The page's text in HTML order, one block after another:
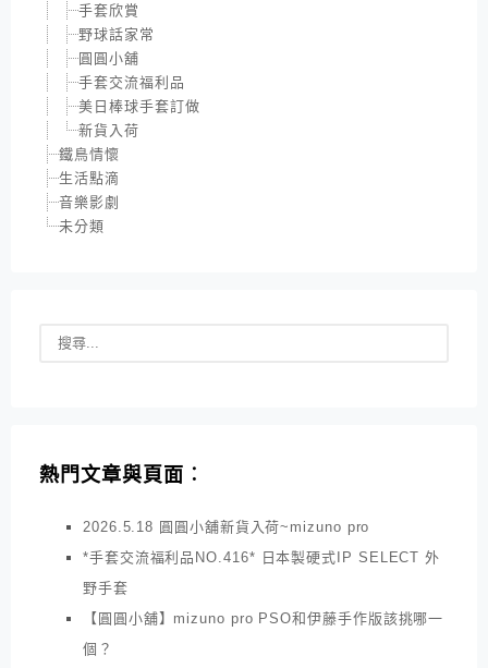
手套欣賞
野球話家常
圓圓小舖
手套交流福利品
美日棒球手套訂做
新貨入荷
鐵鳥情懷
生活點滴
音樂影劇
未分類
熱門文章與頁面︰
2026.5.18 圓圓小舖新貨入荷~mizuno pro
*手套交流福利品NO.416* 日本製硬式IP SELECT 外
野手套
【圓圓小舖】mizuno pro PSO和伊藤手作版該挑哪一
個？